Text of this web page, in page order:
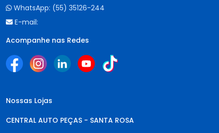
WhatsApp: (55) 35126-244
E-mail:
Acompanhe nas Redes
Nossas Lojas
CENTRAL AUTO PEÇAS - SANTA ROSA